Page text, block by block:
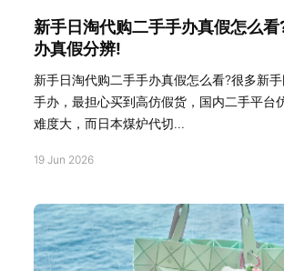
新手日淘代购二手手办真假怎么
办真假分辨!
新手日淘代购二手手办真假怎么看?很多新
手办，最担心买到高仿假货，国内二手平台
难度大，而日本煤炉代切...
19 Jun 2026